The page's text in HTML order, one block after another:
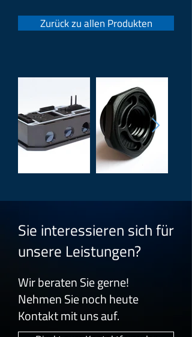
Zurück zu allen Produkten
Sie interessieren sich für
unsere Leistungen?
Wir beraten Sie gerne!
Nehmen Sie noch heute
Kontakt mit uns auf.